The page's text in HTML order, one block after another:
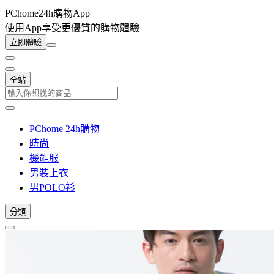
PChome24h購物App
使用App享受更優質的購物體驗
立即體驗
全站
PChome 24h購物
時尚
機能服
男裝上衣
男POLO衫
分類